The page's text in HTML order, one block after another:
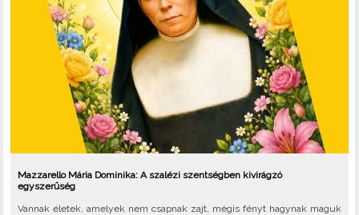
Mazzarello Mária Dominika: A szalézi szentségben kivirágzó
egyszerűség
Vannak életek, amelyek nem csapnak zajt, mégis fényt hagynak maguk